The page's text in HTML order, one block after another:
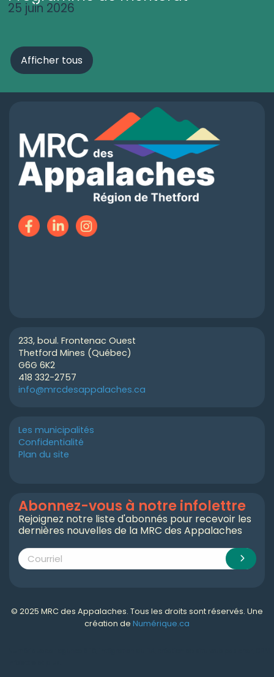
25 juin 2026
Afficher tous
233, boul. Frontenac Ouest
Thetford Mines (Québec)
G6G 6K2
418 332-2757
info@mrcdesappalaches.ca
Les municipalités
Confidentialité
Plan du site
Abonnez-vous à notre infolettre
Rejoignez notre liste d'abonnés pour recevoir les
dernières nouvelles de la MRC des Appalaches
© 2025 MRC des Appalaches. Tous les droits sont réservés. Une
création de Numérique.ca